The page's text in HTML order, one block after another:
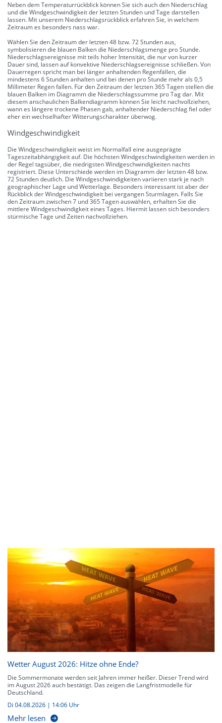
Neben dem Temperaturrückblick können Sie sich auch den Niederschlag
und die Windgeschwindigkeit der letzten Stunden und Tage darstellen
lassen. Mit unserem Niederschlagsrückblick erfahren Sie, in welchem
Zeitraum es besonders nass war.
Wählen Sie den Zeitraum der letzten 48 bzw. 72 Stunden aus,
symbolisieren die blauen Balken die Niederschlagsmenge pro Stunde.
Niederschlagsereignisse mit teils hoher Intensität, die nur von kurzer
Dauer sind, lassen auf konvektive Niederschlagsereignisse schließen. Von
Dauerregen spricht man bei länger anhaltenden Regenfällen, die
mindestens 6 Stunden anhalten und bei denen pro Stunde mehr als 0,5
Millimeter Regen fallen. Für den Zeitraum der letzten 365 Tagen stellen die
blauen Balken im Diagramm die Niederschlagssumme pro Tag dar. Mit
diesem anschaulichen Balkendiagramm können Sie leicht nachvollziehen,
wann es längere trockene Phasen gab, anhaltender Niederschlag fiel oder
eher ein wechselhafter Witterungscharakter überwog.
Windgeschwindigkeit
Die Windgeschwindigkeit weist im Normalfall eine ausgeprägte
Tageszeitabhängigkeit auf. Die höchsten Windgeschwindigkeiten werden in
der Regel tagsüber, die niedrigsten Windgeschwindigkeiten nachts
registriert. Diese Unterschiede werden im Diagramm der letzten 48 bzw.
72 Stunden deutlich. Die Windgeschwindigkeiten variieren stark je nach
geographischer Lage und Wetterlage. Besonders interessant ist aber der
Rückblick der Windgeschwindigkeit bei vergangen Sturmlagen. Falls Sie
den Zeitraum zwischen 7 und 365 Tagen auswählen, erhalten Sie die
mittlere Windgeschwindigkeit eines Tages. Hiermit lassen sich besonders
stürmische Tage und Zeiten nachvollziehen.
Wetter August 2026: Hitze ohne Ende?
Die Sommermonate werden seit Jahren immer heißer. Dieser Trend wird
im August 2026 auch bestätigt. Das zeigen die Langfristmodelle für
Deutschland.
Di 04.08.2026 | 14:06 Uhr
Mehr lesen